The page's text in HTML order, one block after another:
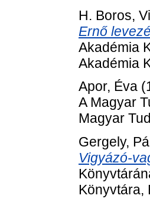
H. Boros,
Ernő
Akadémia
Akadémia
Apor, Éva
A Magyar
Magyar
Gergely, Pál
Vigyázó-
Könyvtára,